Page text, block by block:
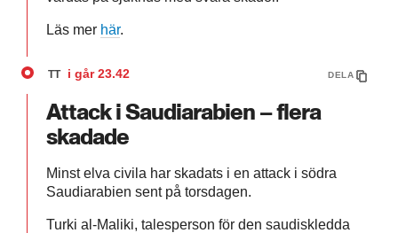
Läs mer här.
TT i går 23.42 DELA
Attack i Saudiarabien – flera
skadade
Minst elva civila har skadats i en attack i södra
Saudiarabien sent på torsdagen.
Turki al-Maliki, talesperson för den saudiskledda